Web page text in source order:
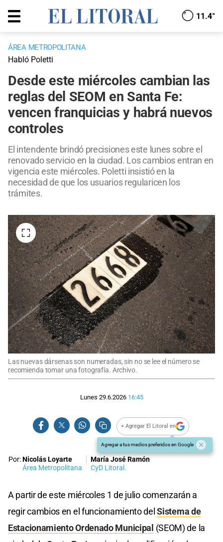
11.4°
ÁREA METROPOLITANA
Habló Poletti
Desde este miércoles cambian las
reglas del SEOM en Santa Fe:
vencen franquicias y habrá nuevos
controles
El intendente brindó precisiones este lunes sobre el
renovado servicio en la ciudad. Los cambios entran en
vigencia este miércoles. Poletti insistió en la
necesidad de que los usuarios regularicen los
trámites.
Las nuevas dársenas son numeradas, sin no se lee el número se
recomienda tomar una fotografía. Archivo.
Lunes 29.6.2026 16:45
+ Agregar El Litoral en
Agregar a tus medios preferidos en Google
Por:Nicolás Loyarte
Área Metropolitana
María José Ramón
CyD Litoral.
A partir de este miércoles 1 de julio comenzarán a
regir cambios en el funcionamiento delSistema de
Estacionamiento Ordenado Municipal (SEOM) de la